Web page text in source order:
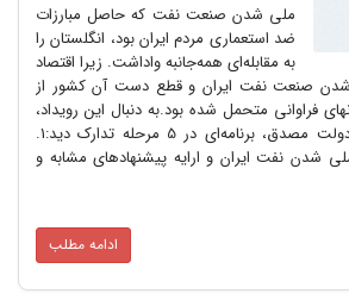
ملی شدن صنعت نفت که حاصل مبارزات
ضد استعماری مردم ایران بود، انگلستان را
به مقابله‌ای همه‌جانبه واداشت. زیرا اقتصاد
صنعت نفت ایران و قطع دست آن کشور از
فراوانی متحمل شده بود.به دنبال این رویداد،
انگلیس‌ برای مبارزه با دولت مصدق، برنامه‌ای در 5 مرحله تدارک دید:1.
شدن نفت ایران و ارایه پیشنهادهای مشابه و
ادامه مطلب